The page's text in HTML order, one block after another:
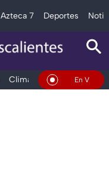
Azteca 7 Deportes
Clima DeportesEn Vivo